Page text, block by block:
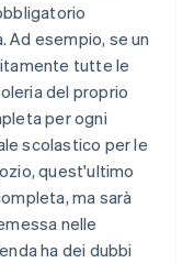
esempio, se un
tutte le
del proprio
per ogni
scolastico per le
quest'ultimo
ma sarà
nelle
ha dei dubbi